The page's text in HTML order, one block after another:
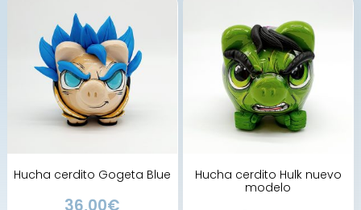
Hucha cerdito Gogeta Blue
36,00€
Hucha cerdito Hulk nuevo
modelo